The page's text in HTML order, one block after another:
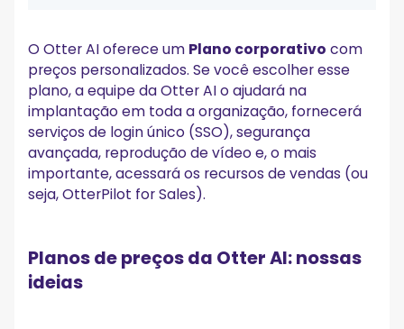
O Otter AI oferece um Plano corporativo com
preços personalizados. Se você escolher esse
plano, a equipe da Otter AI o ajudará na
implantação em toda a organização, fornecerá
serviços de login único (SSO), segurança
avançada, reprodução de vídeo e, o mais
importante, acessará os recursos de vendas (ou
seja, OtterPilot for Sales).
Planos de preços da Otter AI: nossas
ideias